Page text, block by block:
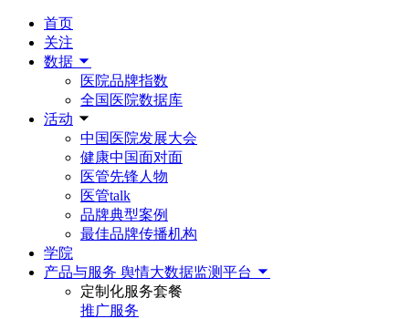
首页
关注
数据
医院品牌指数
全国医院数据库
活动
中国医院发展大会
健康中国面对面
医管先锋人物
医管talk
品牌典型案例
最佳品牌传播机构
学院
产品与服务 舆情大数据监测平台
定制化服务套餐
推广服务